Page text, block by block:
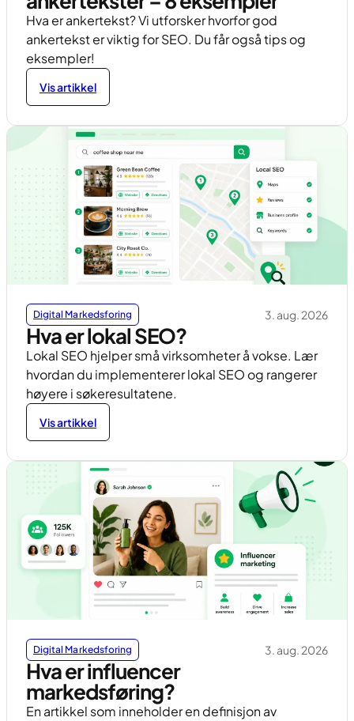
Hva er ankertekst? Vi utforsker hvorfor god
ankertekst er viktig for SEO. Du får også tips og
eksempler!
Vis artikkel
Digital Markedsforing 3. aug. 2026
Hva er lokal SEO?
Lokal SEO hjelper små virksomheter å vokse. Lær
hvordan du implementerer lokal SEO og rangerer
høyere i søkeresultatene.
Vis artikkel
Digital Markedsforing 3. aug. 2026
Hva er influencer
markedsføring?
En artikkel som inneholder en definisjon av